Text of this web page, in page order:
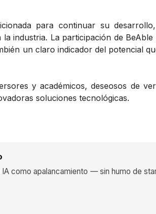
para continuar su
industria. La participación de
un claro indicador del potencial
y académicos, deseosos de
soluciones tecnológicas.
como apalancamiento — sin humo de